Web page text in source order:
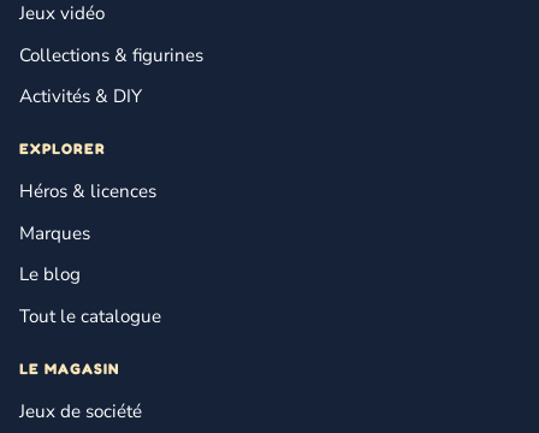
Jeux vidéo
Collections & figurines
Activités & DIY
EXPLORER
Héros & licences
Marques
Le blog
Tout le catalogue
LE MAGASIN
Jeux de société